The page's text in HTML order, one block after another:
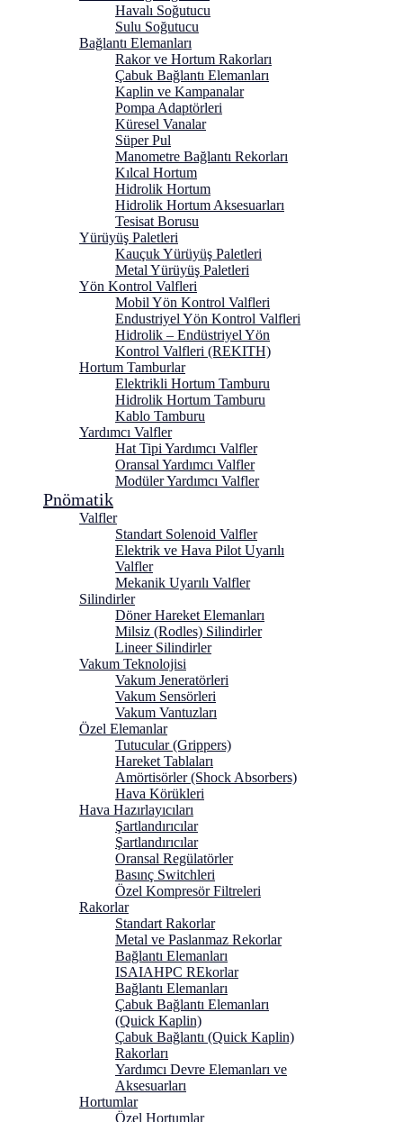
Havalı Soğutucu
Sulu Soğutucu
Bağlantı Elemanları
Rakor ve Hortum Rakorları
Çabuk Bağlantı Elemanları
Kaplin ve Kampanalar
Pompa Adaptörleri
Küresel Vanalar
Süper Pul
Manometre Bağlantı Rekorları
Kılcal Hortum
Hidrolik Hortum
Hidrolik Hortum Aksesuarları
Tesisat Borusu
Yürüyüş Paletleri
Kauçuk Yürüyüş Paletleri
Metal Yürüyüş Paletleri
Yön Kontrol Valfleri
Mobil Yön Kontrol Valfleri
Endustriyel Yön Kontrol Valfleri
Hidrolik – Endüstriyel Yön
Kontrol Valfleri (REKITH)
Hortum Tamburlar
Elektrikli Hortum Tamburu
Hidrolik Hortum Tamburu
Kablo Tamburu
Yardımcı Valfler
Hat Tipi Yardımcı Valfler
Oransal Yardımcı Valfler
Modüler Yardımcı Valfler
Pnömatik
Valfler
Standart Solenoid Valfler
Elektrik ve Hava Pilot Uyarılı
Valfler
Mekanik Uyarılı Valfler
Silindirler
Döner Hareket Elemanları
Milsiz (Rodles) Silindirler
Lineer Silindirler
Vakum Teknolojisi
Vakum Jeneratörleri
Vakum Sensörleri
Vakum Vantuzları
Özel Elemanlar
Tutucular (Grippers)
Hareket Tablaları
Amörtisörler (Shock Absorbers)
Hava Körükleri
Hava Hazırlayıcıları
Şartlandırıcılar
Şartlandırıcılar
Oransal Regülatörler
Basınç Switchleri
Özel Kompresör Filtreleri
Rakorlar
Standart Rakorlar
Metal ve Paslanmaz Rekorlar
Bağlantı Elemanları
ISAIAHPC REkorlar
Bağlantı Elemanları
Çabuk Bağlantı Elemanları
(Quick Kaplin)
Çabuk Bağlantı (Quick Kaplin)
Rakorları
Yardımcı Devre Elemanları ve
Aksesuarları
Hortumlar
Özel Hortumlar